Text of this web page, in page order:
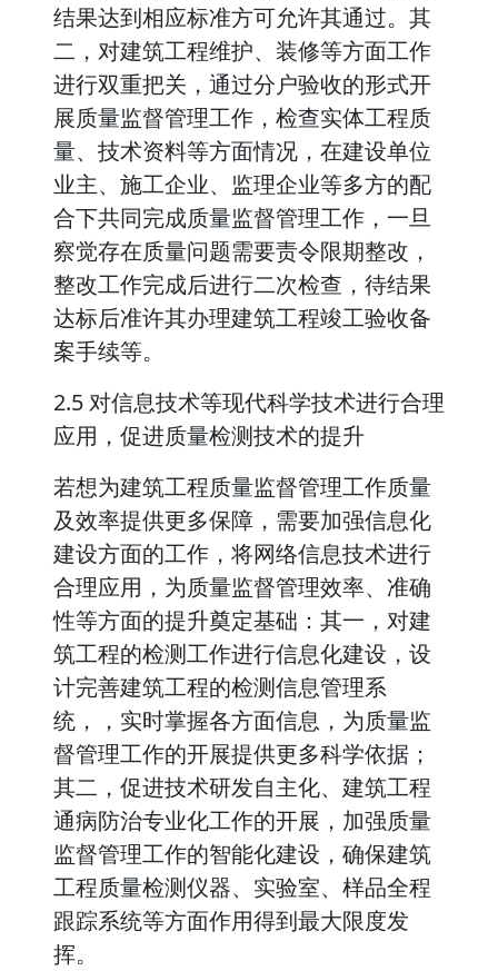
结果达到相应标准方可允许其通过。其
二，对建筑工程维护、装修等方面工作
进行双重把关，通过分户验收的形式开
展质量监督管理工作，检查实体工程质
量、技术资料等方面情况，在建设单位
业主、施工企业、监理企业等多方的配
合下共同完成质量监督管理工作，一旦
察觉存在质量问题需要责令限期整改，
整改工作完成后进行二次检查，待结果
达标后准许其办理建筑工程竣工验收备
案手续等。
2.5 对信息技术等现代科学技术进行合理
应用，促进质量检测技术的提升
若想为建筑工程质量监督管理工作质量
及效率提供更多保障，需要加强信息化
建设方面的工作，将网络信息技术进行
合理应用，为质量监督管理效率、准确
性等方面的提升奠定基础：其一，对建
筑工程的检测工作进行信息化建设，设
计完善建筑工程的检测信息管理系
统，，实时掌握各方面信息，为质量监
督管理工作的开展提供更多科学依据；
其二，促进技术研发自主化、建筑工程
通病防治专业化工作的开展，加强质量
监督管理工作的智能化建设，确保建筑
工程质量检测仪器、实验室、样品全程
跟踪系统等方面作用得到最大限度发
挥。